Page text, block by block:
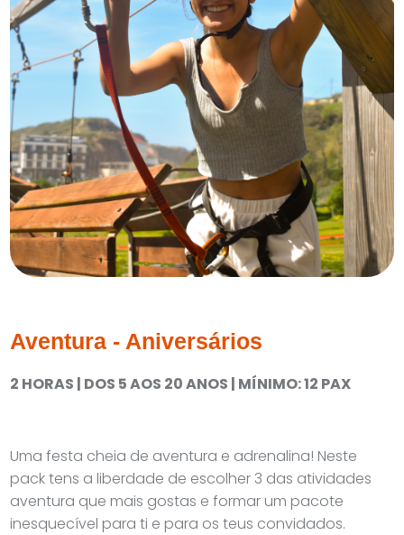
Aventura - Aniversários
2 HORAS | DOS 5 AOS 20 ANOS | MÍNIMO: 12 PAX
Uma festa cheia de aventura e adrenalina! Neste
pack tens a liberdade de escolher 3 das atividades
aventura que mais gostas e formar um pacote
inesquecível para ti e para os teus convidados.